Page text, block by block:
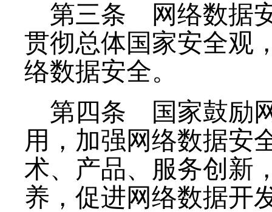
第三条 网络数据
贯彻总体国家安全观
络数据安全。
第四条 国家鼓励
用，加强网络数据安
术、产品、服务创新
养，促进网络数据开